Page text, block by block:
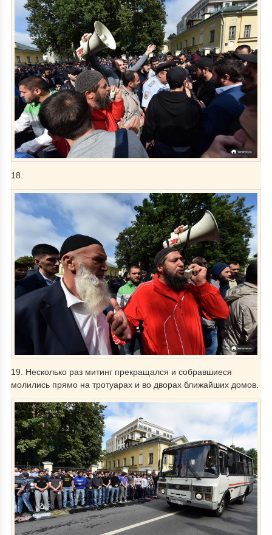
18.
19. Несколько раз митинг прекращался и собравшиеся
молились прямо на тротуарах и во дворах ближайших домов.